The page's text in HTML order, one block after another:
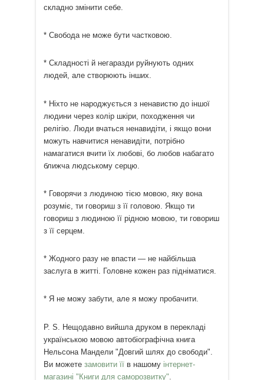
складно змінити себе.
* Свобода не може бути частковою.
* Складності й негаразди руйнують одних
людей, але створюють інших.
* Ніхто не народжується з ненавистю до іншої
людини через колір шкіри, походження чи
релігію. Люди вчаться ненавидіти, і якщо вони
можуть навчитися ненавидіти, потрібно
намагатися вчити їх любові, бо любов набагато
ближча людському серцю.
* Говорячи з людиною тією мовою, яку вона
розуміє, ти говориш з її головою. Якщо ти
говориш з людиною її рідною мовою, ти говориш
з її серцем.
* Жодного разу не впасти — не найбільша
заслуга в житті. Головне кожен раз підніматися.
* Я не можу забути, але я можу пробачити.
P. S. Нещодавно вийшла друком в перекладі
українською мовою автобіографічна книга
Нельсона Мандели "Довгий шлях до свободи".
Ви можете замовити їїв нашому інтернет-
магазині "Книги для саморозвитку"